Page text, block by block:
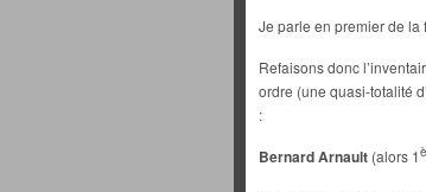
Je parle en premier de la
Refaisons donc
ordre (une quasi-totalité
:
Bernard Arnault (alors 1